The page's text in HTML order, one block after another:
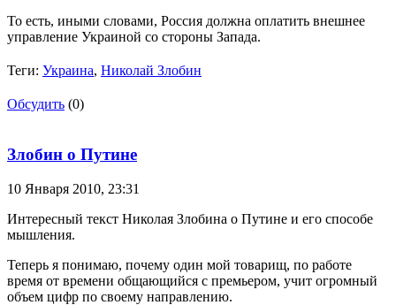
То есть, иными словами, Россия должна оплатить внешнее
управление Украиной со стороны Запада.
Теги: Украина, Николай Злобин
Обсудить (0)
Злобин о Путине
10 Января 2010, 23:31
Интересный текст Николая Злобина о Путине и его способе
мышления.
Теперь я понимаю, почему один мой товарищ, по работе
время от времени общающийся с премьером, учит огромный
объем цифр по своему направлению.